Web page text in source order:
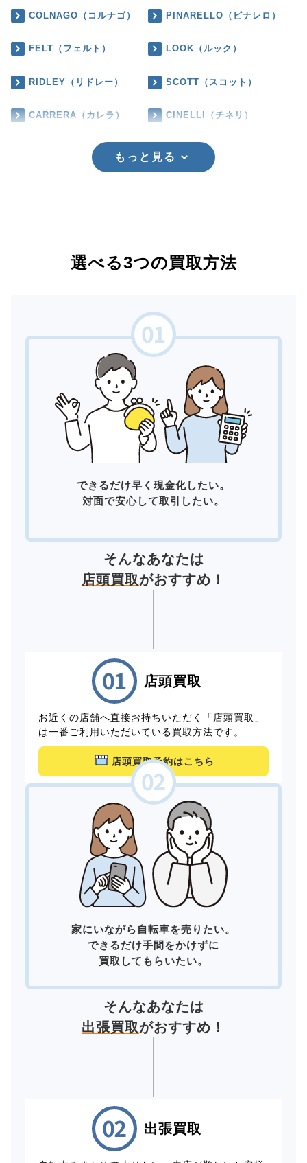
COLNAGO（コルナゴ） PINARELLO（ピナレロ）
FELT（フェルト） LOOK（ルック）
RIDLEY（リドレー） SCOTT（スコット）
CARRERA（カレラ） CINELLI（チネリ）
もっと見る
選べる3つの買取方法
できるだけ早く現金化したい。
対面で安心して取引したい。
そんなあなたは
店頭買取がおすすめ！
店頭買取
お近くの店舗へ直接お持ちいただく「店頭買取」
は一番ご利用いただいている買取方法です。
店頭買取予約はこちら
家にいながら自転車を売りたい。
できるだけ手間をかけずに
買取してもらいたい。
そんなあなたは
出張買取がおすすめ！
出張買取